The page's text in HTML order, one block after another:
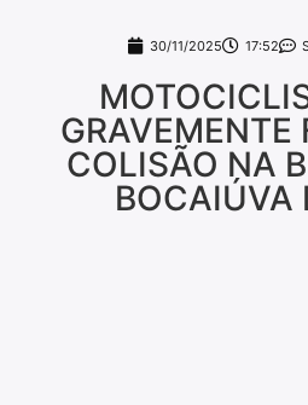
30/11/2025 17:52
GRAVEMENTE
COLISÃO NA
BOCAIÚVA